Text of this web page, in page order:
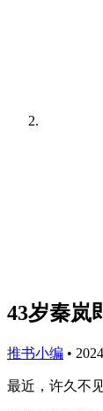
43岁秦岚
推书小编 •
最近，许久不